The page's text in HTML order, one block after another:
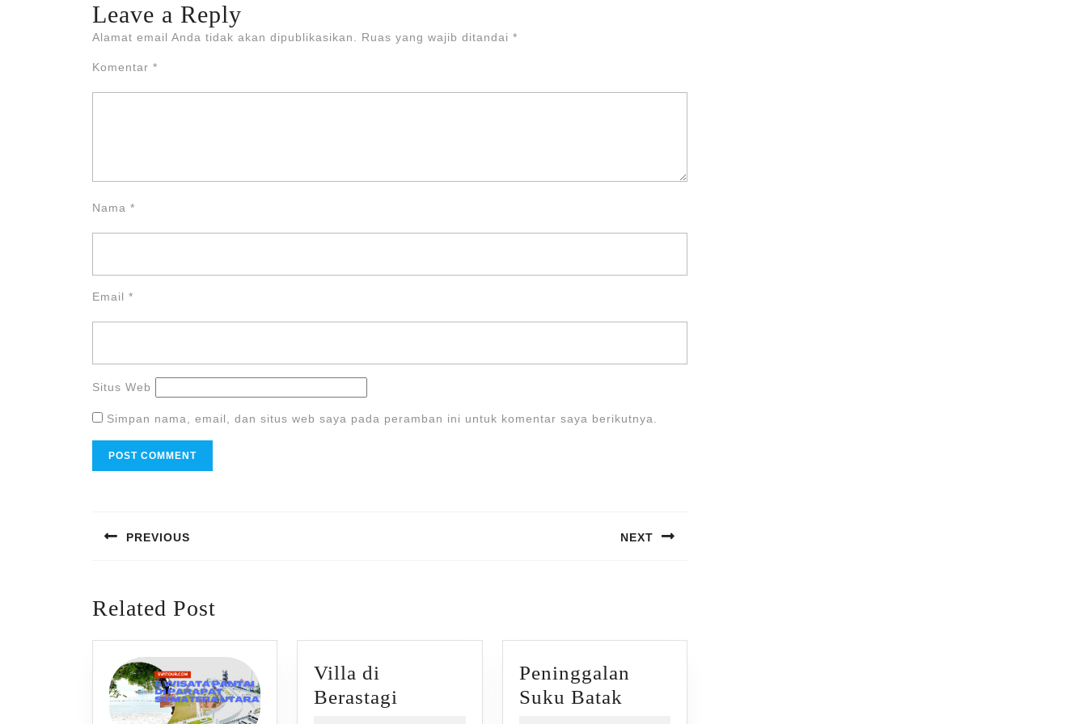
Leave a Reply
Alamat email Anda tidak akan dipublikasikan. Ruas yang wajib ditandai *
Komentar *
Nama *
Email *
Situs Web
Simpan nama, email, dan situs web saya pada peramban ini untuk komentar saya berikutnya.
posPREVIOUS NEXT
Related Post
Villa di
Berastagi
Peninggalan
Suku Batak